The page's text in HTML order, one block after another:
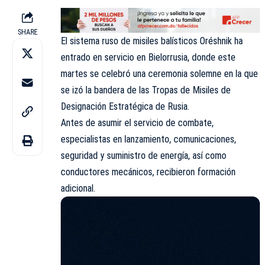
SHARE
El sistema ruso de misiles balísticos Oréshnik ha
entrado en servicio en Bielorrusia, donde este
martes se celebró una ceremonia solemne en la que
se izó la bandera de las Tropas de Misiles de
Designación Estratégica de Rusia.
Antes de asumir el servicio de combate,
especialistas en lanzamiento, comunicaciones,
seguridad y suministro de energía, así como
conductores mecánicos, recibieron formación
adicional.